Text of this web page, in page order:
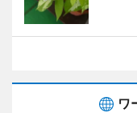
ワ